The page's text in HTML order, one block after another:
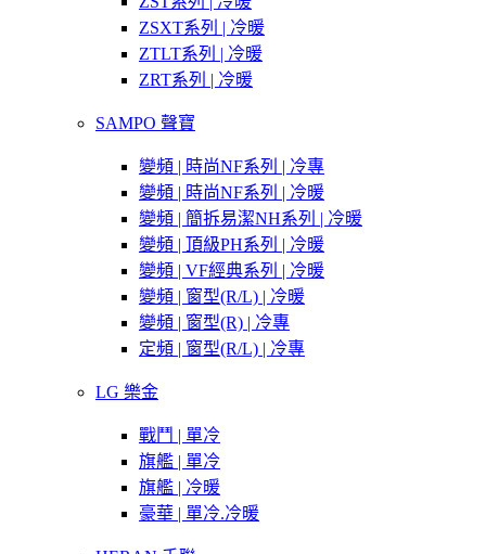
ZSXT系列 | 冷暖
ZTLT系列 | 冷暖
ZRT系列 | 冷暖
SAMPO 聲寶
變頻 | 時尚NF系列 | 冷專
變頻 | 時尚NF系列 | 冷暖
變頻 | 簡拆易潔NH系列 | 冷暖
變頻 | 頂級PH系列 | 冷暖
變頻 | VF經典系列 | 冷暖
變頻 | 窗型(R/L) | 冷暖
變頻 | 窗型(R) | 冷專
定頻 | 窗型(R/L) | 冷專
LG 樂金
戰鬥 | 單冷
旗艦 | 單冷
旗艦 | 冷暖
豪華 | 單冷.冷暖